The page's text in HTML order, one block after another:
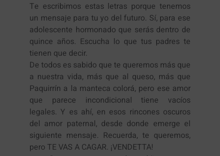
Te escribimos estas letras porque tenemos
un mensaje para tu yo del futuro. Sí, para ese
adolescente hormonado que serás dentro de
quince años. Escucha lo que tus padres te
tienen que decir.
De todos es sabido que te queremos más que
a nuestra vida, más que al queso, más que
Paquirrín a la manteca colorá, pero ese amor
que parece incondicional tiene vacíos
legales. Y es ahí, en esos rincones oscuros
del amor paternal, desde donde emerge el
siguiente mensaje. Recuerda, te queremos,
pero TE VAS A CAGAR. ¡VENDETTA!